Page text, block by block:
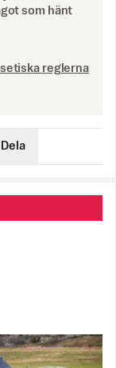
som hänt
reglerna
Dela